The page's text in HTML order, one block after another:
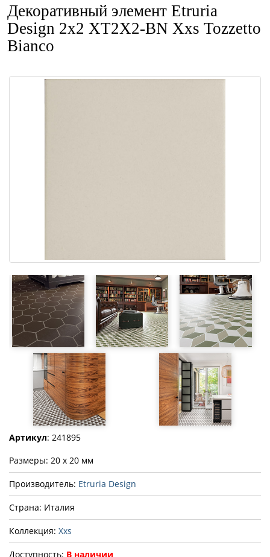
Декоративный элемент Etruria
Design 2x2 XT2X2-BN Xxs Tozzetto
Bianco
Артикул: 241895
Размеры: 20 x 20 мм
Производитель: Etruria Design
Страна: Италия
Коллекция: Xxs
Доступность: В наличии